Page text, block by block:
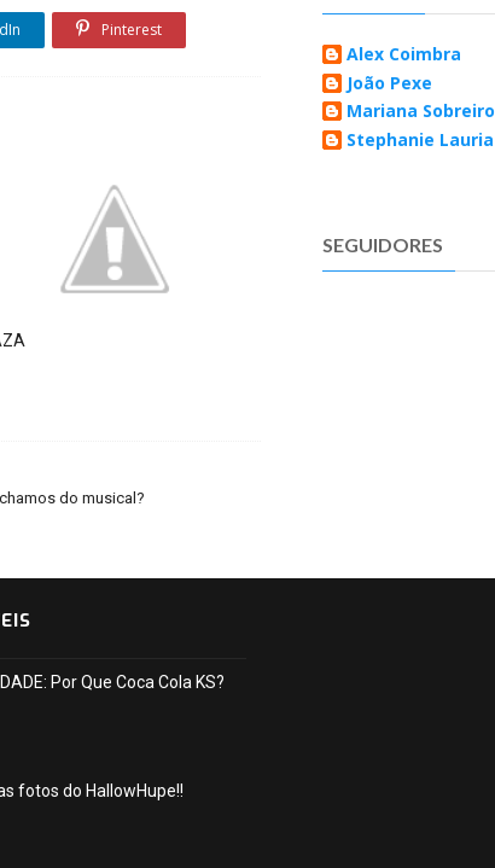
Pinterest
do musical?
Alex Coimbra
João Pexe
Mariana Sobreiro
Stephanie Lauria
SEGUIDORES
Por Que Coca Cola KS?
fotos do HallowHupe!!